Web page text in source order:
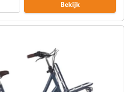
Bekijk